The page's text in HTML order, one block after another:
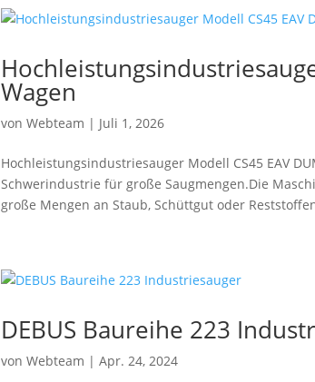
Wagen
von Webteam | Juli 1, 2026
Hochleistungsindustriesauger Modell CS45 EAV
Schwerindustrie für große Saugmengen.Die
große Mengen an Staub, Schüttgut oder
DEBUS Baureihe 223
von Webteam | Apr. 24, 2024